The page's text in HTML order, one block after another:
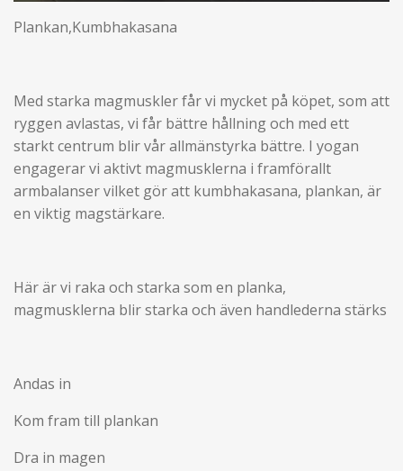
l
r
l
e
Plankan,Kumbhakasana
Med starka magmuskler får vi mycket på köpet, som att
ryggen avlastas, vi får bättre hållning och med ett
starkt centrum blir vår allmänstyrka bättre. I yogan
engagerar vi aktivt magmusklerna i framförallt
armbalanser vilket gör att kumbhakasana, plankan, är
en viktig magstärkare.
Här är vi raka och starka som en planka,
magmusklerna blir starka och även handlederna stärks
Andas in
Kom fram till plankan
Dra in magen